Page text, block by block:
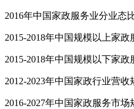
2016年中国家政服务业分业态
2015-2018年中国规模以上家
2015-2018年中国规模以下家
2012-2023年中国家政行业营收
2016-2027年中国家政服务市场